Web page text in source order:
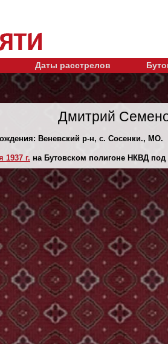
Даты расстрелов
Дмитрий
Веневский р-н, с. Сосенки., МО.
1937 г. на Бутовском полигоне НКВД